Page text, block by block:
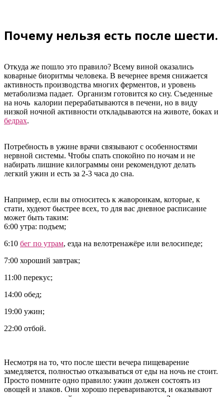
Почему нельзя есть после шести.
Откуда же пошло это правило? Всему виной оказались
коварные биоритмы человека. В вечернее время снижается
активность производства многих ферментов, и уровень
метаболизма падает. Организм готовится ко сну. Съеденные
на ночь калории перерабатываются в печени, но в виду
низкой ночной активности откладываются на животе, боках и
бедрах.
Потребность в ужине врачи связывают с особенностями
нервной системы. Чтобы спать спокойно по ночам и не
набирать лишние килограммы они рекомендуют делать
легкий ужин и есть за 2-3 часа до сна.
Например, если вы относитесь к жаворонкам, которые, к
стати, худеют быстрее всех, то для вас дневное расписание
может быть таким:
6:00 утра: подъем;
6:10 бег по утрам, езда на велотренажёре или велосипеде;
7:00 хороший завтрак;
11:00 перекус;
14:00 обед;
19:00 ужин;
22:00 отбой.
Несмотря на то, что после шести вечера пищеварение
замедляется, полностью отказываться от еды на ночь не стоит.
Просто помните одно правило: ужин должен состоять из
овощей и злаков. Они хорошо перевариваются, и оказывают